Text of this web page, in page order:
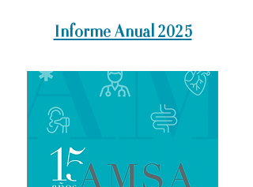
Informe Anual 2025